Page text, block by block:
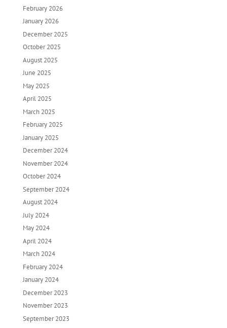
February 2026
January 2026
December 2025
October 2025
August 2025
June 2025
May 2025
April 2025
March 2025
February 2025
January 2025
December 2024
November 2024
October 2024
September 2024
August 2024
July 2024
May 2024
April 2024
March 2024
February 2024
January 2024
December 2023
November 2023
September 2023